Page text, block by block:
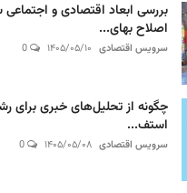
بررسی ابعاد اقتصادی و
اصلاح بهای...
سرویس اقتصادی ۱۴۰۵/۰۵/۱۰
چگونه از تحلیل‌های خبری برای
استف...
سرویس اقتصادی ۱۴۰۵/۰۵/۰۸